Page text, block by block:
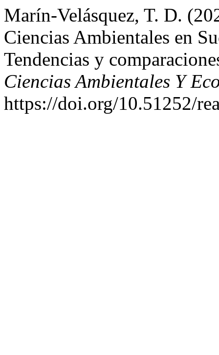
Marín-Velásquez, T. D.
Ciencias Ambientales en
Tendencias y
Ciencias Ambientales Y
https://doi.org/10.51252/